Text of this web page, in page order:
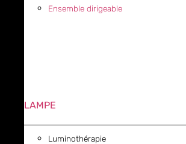
Ensemble dirigeable
LAMPE
Luminothérapie